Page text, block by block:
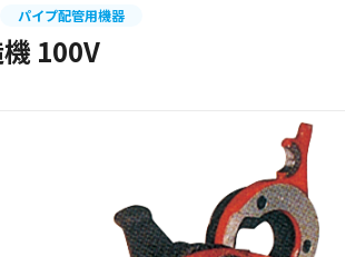
パイプ配管用機器
100V